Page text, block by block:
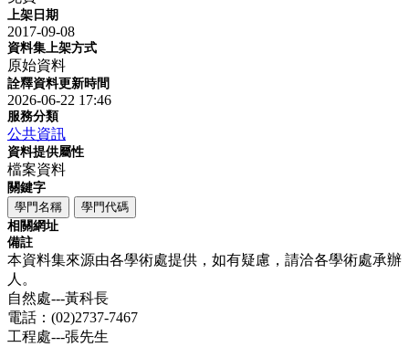
上架日期
2017-09-08
資料集上架方式
原始資料
詮釋資料更新時間
2026-06-22 17:46
服務分類
公共資訊
資料提供屬性
檔案資料
關鍵字
學門名稱
學門代碼
相關網址
備註
本資料集來源由各學術處提供，如有疑慮，請洽各學術處承辦
人。
自然處---黃科長
電話：(02)2737-7467
工程處---張先生